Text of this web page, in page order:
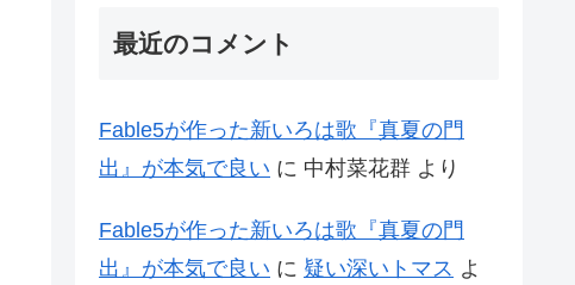
最近のコメント
Fable5が作った新いろは歌『真夏の門
出』が本気で良い に 中村菜花群 より
Fable5が作った新いろは歌『真夏の門
出』が本気で良い に 疑い深いトマス よ